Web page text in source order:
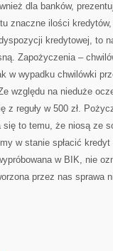
dla banków,
znaczne ilości
kredytowej, to
Zapożyczenia –
w wypadku chwilówki
względu na nieduże
z reguły w 500 zł.
się to temu, że niosą ze
w stanie spłacić
w BIK, nie
przez nas sprawa